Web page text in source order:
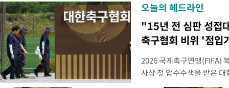
오늘의 헤드라인
"15년 전 심판 성접
축구협회 비위 '점입
2026 국제축구연맹(FIFA)
사상 첫 압수수색을 받은
거지면서 그야말로 쑥대